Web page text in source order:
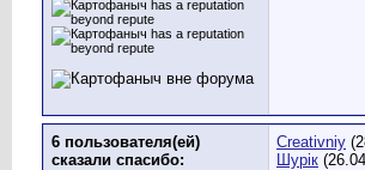
6 пользователя(ей)
сказали cпасибо:
Creativniy
Шурік